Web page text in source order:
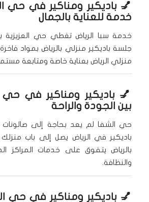
💅 باديكير ومناكير في حي
خدمة للعناية بالجمال
خدمة سبا الرياض تغطي حي العزيزية
جلسة باديكير منزلي بالرياض بمواد
منزلي الرياض بعناية خاصة ومتابعة
💅 باديكير ومناكير في حي
بين الجودة والراحة
حي الشفا لم يعد بحاجة إلى صالونات
باديكير في الرياض يصل إلى باب
بالرياض يتفوق على خدمات المراكز
والنظافة.
💅 باديكير ومناكير في حي